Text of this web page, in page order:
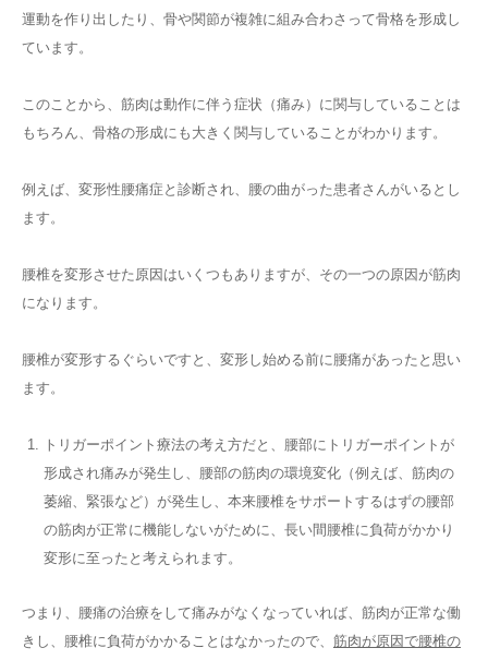
運動を作り出したり、骨や関節が複雑に組み合わさって骨格を形成し
ています。
このことから、筋肉は動作に伴う症状（痛み）に関与していることは
もちろん、骨格の形成にも大きく関与していることがわかります。
例えば、変形性腰痛症と診断され、腰の曲がった患者さんがいるとし
ます。
腰椎を変形させた原因はいくつもありますが、その一つの原因が筋肉
になります。
腰椎が変形するぐらいですと、変形し始める前に腰痛があったと思い
ます。
トリガーポイント療法の考え方だと、腰部にトリガーポイントが
形成され痛みが発生し、腰部の筋肉の環境変化（例えば、筋肉の
萎縮、緊張など）が発生し、本来腰椎をサポートするはずの腰部
の筋肉が正常に機能しないがために、長い間腰椎に負荷がかかり
変形に至ったと考えられます。
つまり、腰痛の治療をして痛みがなくなっていれば、筋肉が正常な働
きし、腰椎に負荷がかかることはなかったので、 筋肉が原因で腰椎の